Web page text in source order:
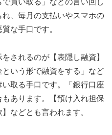
、毎月の支払いやスマホの
な手口です。
されるのが【表隠し融資】
いう形で融資をする」など
取る手口です。「銀行口座
あります。【預け入れ担保
などとも言われます。